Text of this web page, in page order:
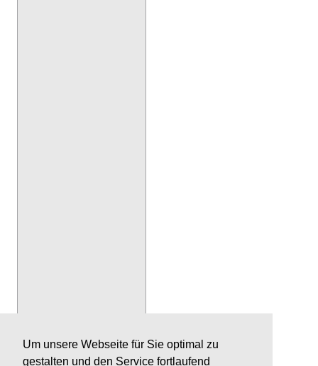
Um unsere Webseite für Sie optimal zu
gestalten und den Service fortlaufend